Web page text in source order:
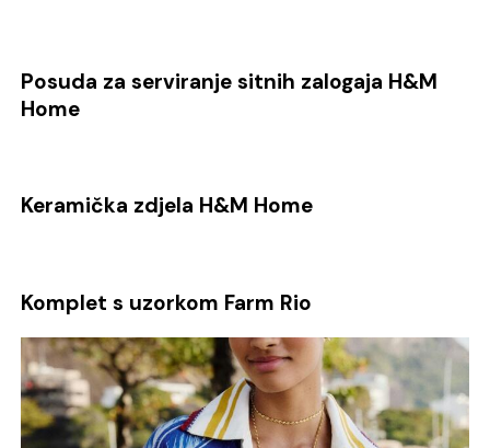
Posuda za serviranje sitnih zalogaja H&M
Home
Keramička zdjela H&M Home
Komplet s uzorkom Farm Rio